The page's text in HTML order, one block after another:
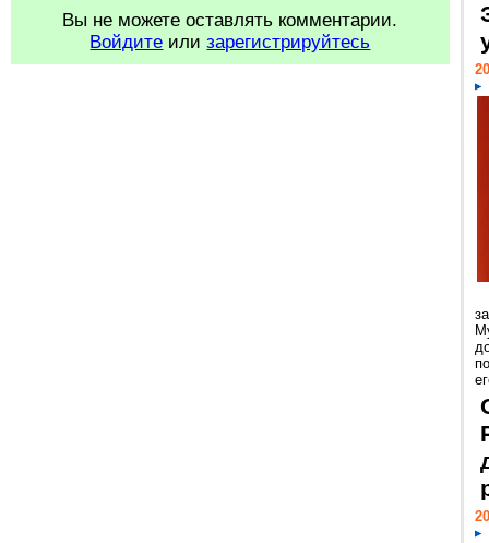
Вы не можете оставлять комментарии.
Войдите илизарегистрируйтесь